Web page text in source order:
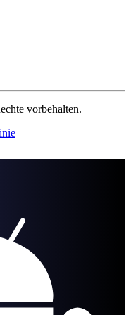
vorbehalten.